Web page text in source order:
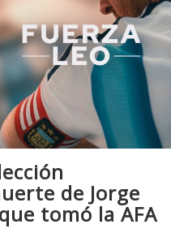
de Jorge
tomó la AFA